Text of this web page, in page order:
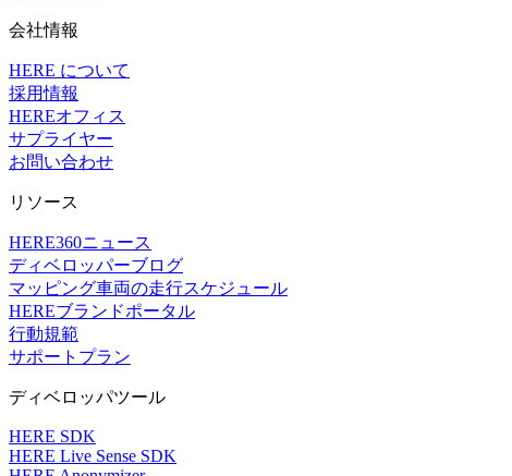
会社情報
HERE について
採用情報
HEREオフィス
サプライヤー
お問い合わせ
リソース
HERE360ニュース
ディベロッパーブログ
マッピング車両の走行スケジュール
HEREブランドポータル
行動規範
サポートプラン
ディベロッパツール
HERE SDK
HERE Live Sense SDK